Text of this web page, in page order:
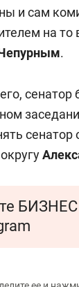
и сам
на
.
БИЗНЕС